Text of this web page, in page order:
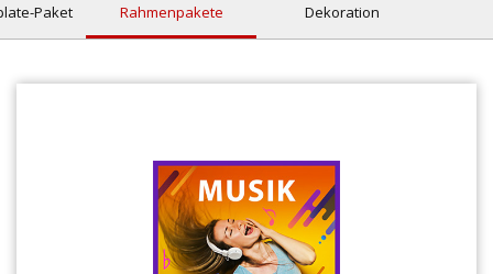
Paket Rahmenpakete Dekoration